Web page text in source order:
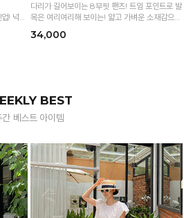
! 넉넉
다리가 길어보이는 8부핏 팬츠! 트임 포인트로 발
목은 여리여리해 보이는! 얇고 가벼운 소재감으로
*블랙·주문폭주로 인한 입고지연·순차발송 진행중
34,000
BEST
간 베스트 아이템